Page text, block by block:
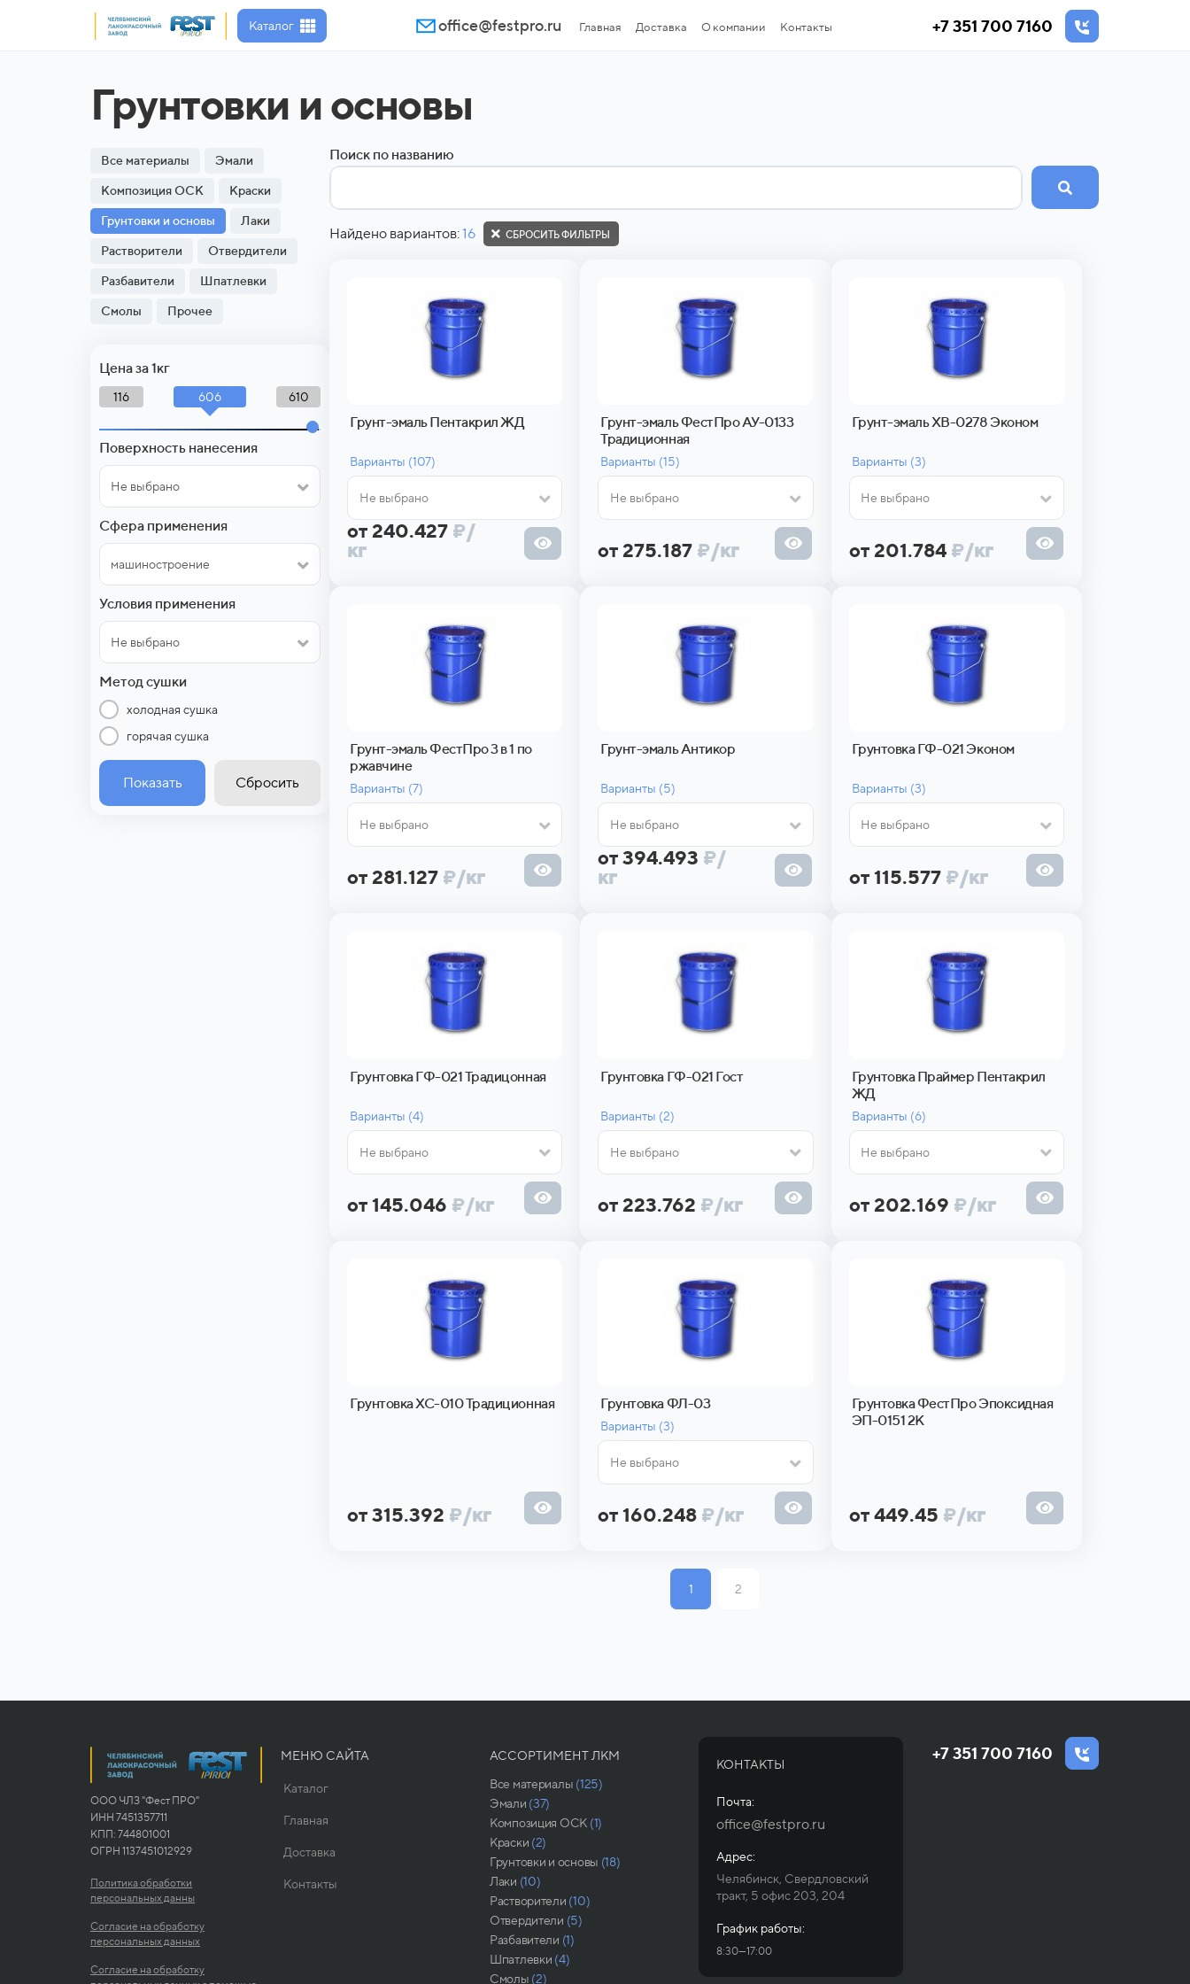
Каталог office@festpro.ru Главная Доставка О компании Контакты +7 351 700 7160
Грунтовки и основы
Все материалы Эмали
Композиция ОСК Краски
Грунтовки и основы Лаки
Растворители Отвердители
Разбавители Шпатлевки
Смолы Прочее
Цена за 1кг
116 606 610
Поверхность нанесения
Не выбрано
Сфера применения
машиностроение
Условия применения
Не выбрано
Метод сушки
холодная сушка
горячая сушка
Показать Сбросить
Поиск по названию
Найдено вариантов:16 СБРОСИТЬ ФИЛЬТРЫ
Грунт-эмаль Пентакрил ЖД
Варианты (107)
Не выбрано
от 240.427 ₽/
кг
Грунт-эмаль ФестПро АУ-0133
Традиционная
Варианты (15)
Не выбрано
от 275.187 ₽/кг
Грунт-эмаль ХВ-0278 Эконом
Варианты (3)
Не выбрано
от 201.784 ₽/кг
Грунт-эмаль ФестПро 3 в 1 по
ржавчине
Варианты (7)
Не выбрано
от 281.127 ₽/кг
Грунт-эмаль Антикор
Варианты (5)
Не выбрано
от 394.493 ₽/
кг
Грунтовка ГФ-021 Эконом
Варианты (3)
Не выбрано
от 115.577 ₽/кг
Грунтовка ГФ-021 Традицонная
Варианты (4)
Не выбрано
от 145.046 ₽/кг
Грунтовка ГФ-021 Гост
Варианты (2)
Не выбрано
от 223.762 ₽/кг
Грунтовка Праймер Пентакрил
ЖД
Варианты (6)
Не выбрано
от 202.169 ₽/кг
Грунтовка ХС-010 Традиционная
от 315.392 ₽/кг
Грунтовка ФЛ-03
Варианты (3)
Не выбрано
от 160.248 ₽/кг
Грунтовка ФестПро Эпоксидная
ЭП-0151 2К
от 449.45 ₽/кг
1 2
ООО ЧЛЗ "Фест ПРО"
ИНН 7451357711
КПП: 744801001
ОГРН 1137451012929
Политика обработки
персональных данны
Согласие на обработку
персональных данных
Согласие на обработку
МЕНЮ САЙТА
Каталог
Главная
Доставка
Контакты
АССОРТИМЕНТ ЛКМ
Все материалы (125)
Эмали (37)
Композиция ОСК (1)
Краски (2)
Грунтовки и основы (18)
Лаки (10)
Растворители (10)
Отвердители (5)
Разбавители (1)
Шпатлевки (4)
Смолы (2)
КОНТАКТЫ
Почта:
office@festpro.ru
Адрес:
Челябинск, Свердловский
тракт, 5 офис 203, 204
График работы:
8:30—17:00
+7 351 700 7160